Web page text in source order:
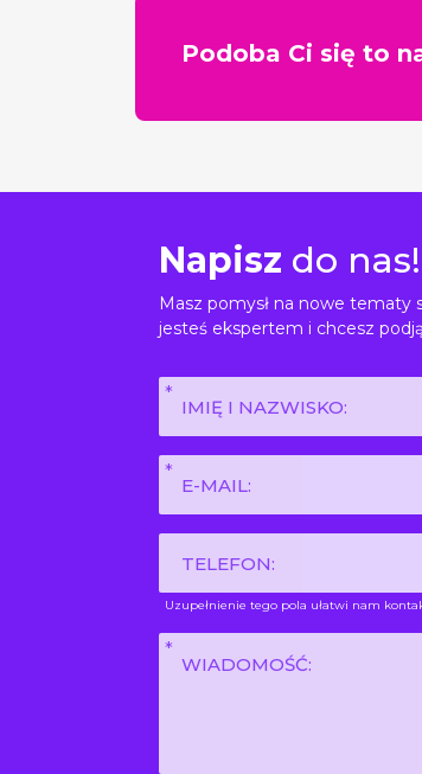
Podoba Ci się to
Napisz do nas!
Masz pomysł na nowe tematy
jesteś ekspertem i chcesz
Imię
*E-
mail
Uzupełnienie tego pola ułatwi nam
Wiadomość